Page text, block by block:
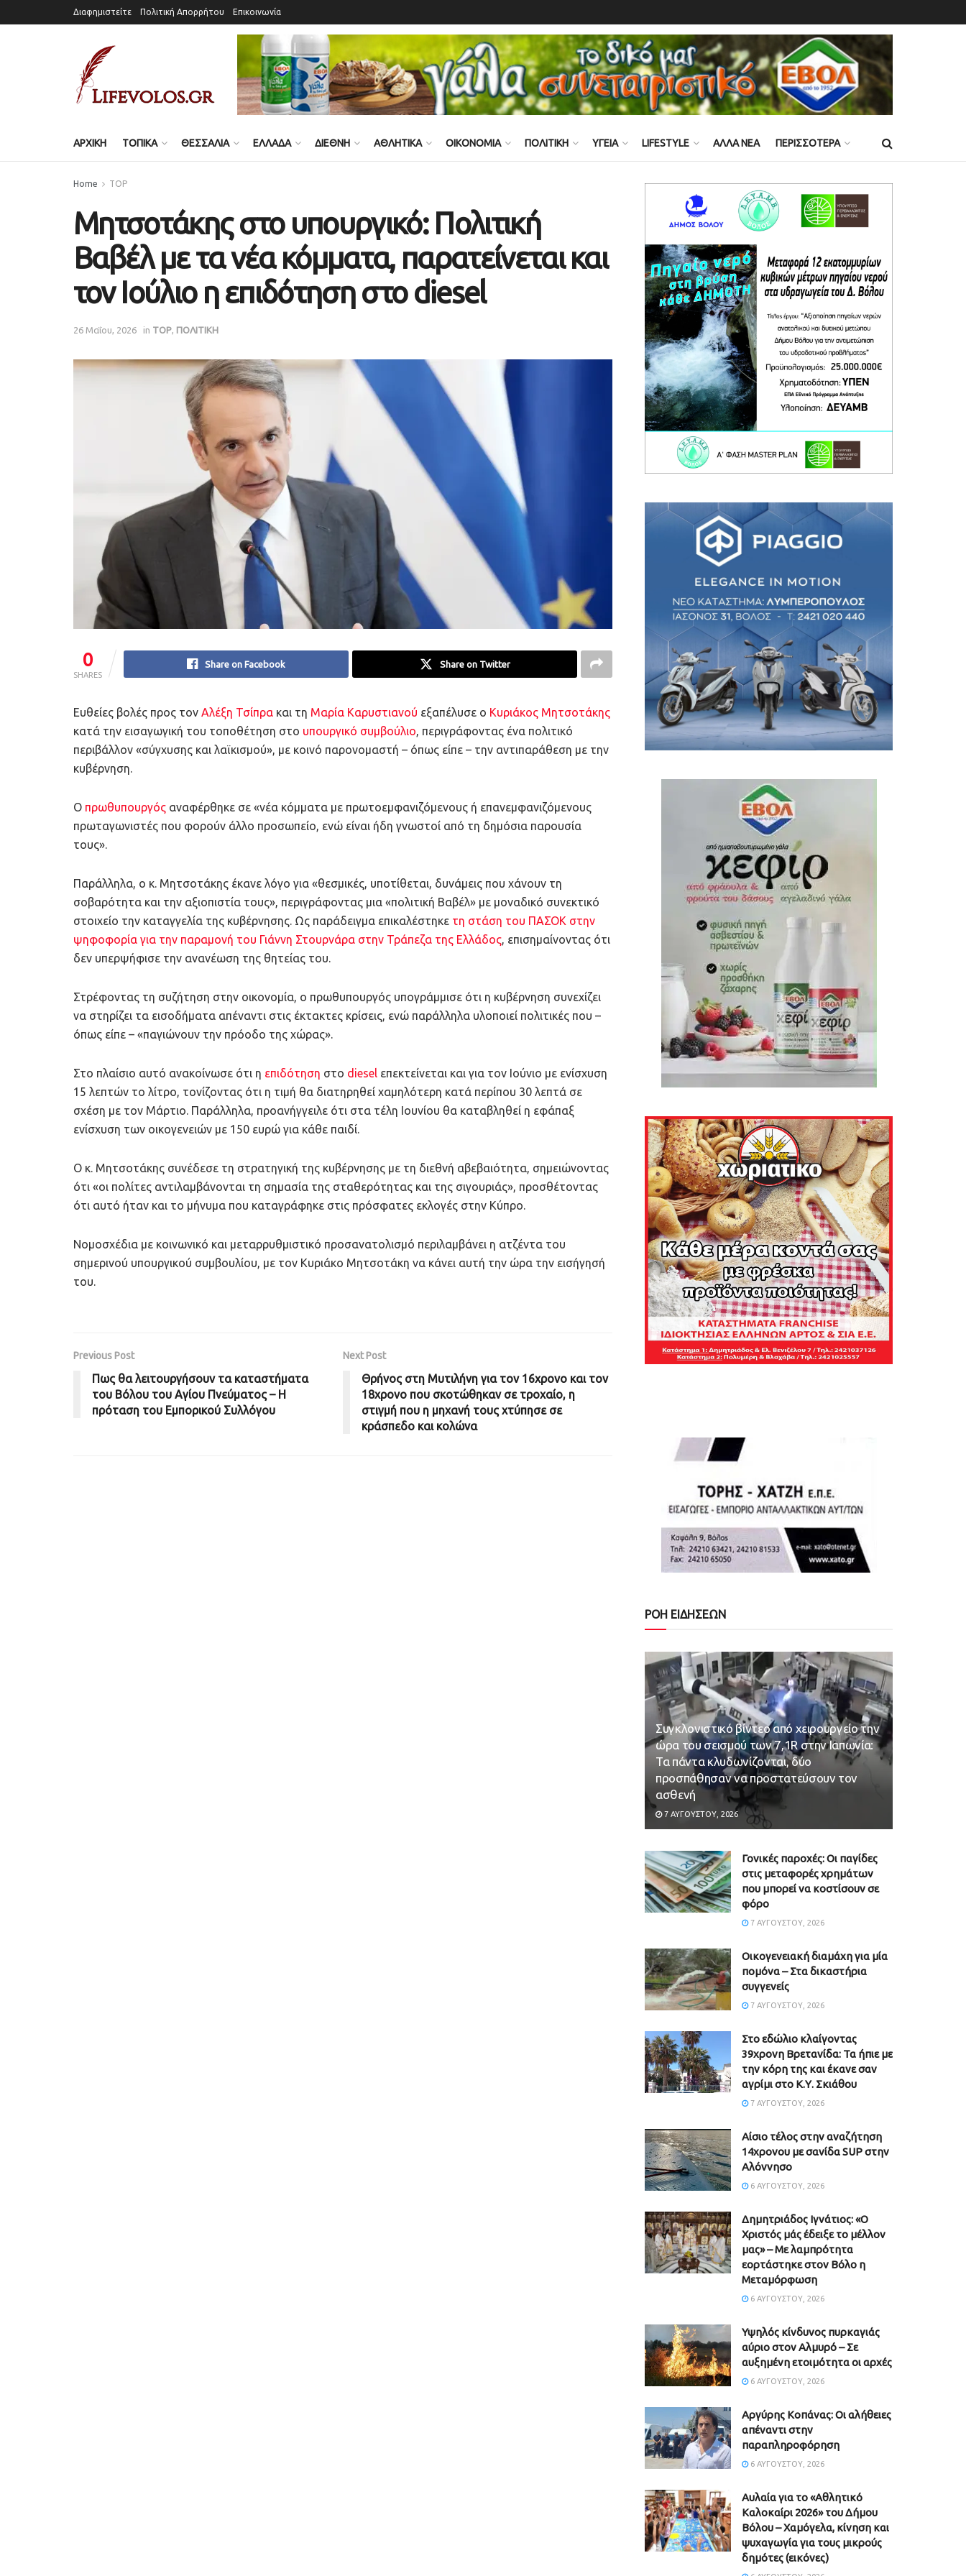
Διαφημιστείτε Πολιτική Απορρήτου Επικοινωνία
ΑΡΧΙΚΗ ΤΟΠΙΚΑ ΘΕΣΣΑΛΙΑ ΕΛΛΑΔΑ ΔΙΕΘΝΗ ΑΘΛΗΤΙΚΑ ΟΙΚΟΝΟΜΙΑ ΠΟΛΙΤΙΚΗ ΥΓΕΙΑ LIFESTYLE ΑΛΛΑ ΝΕΑ ΠΕΡΙΣΣΟΤΕΡΑ
Home TOP
Μητσοτάκης στο υπουργικό: Πολιτική
Βαβέλ με τα νέα κόμματα, παρατείνεται και
τον Ιούλιο η επιδότηση στο diesel
26 Μαΐου, 2026 in TOP ΠΟΛΙΤΙΚΗ
0
SHARES
Share on Facebook Share on Twitter
Ευθείες βολές προς τον Αλέξη Τσίπρα και τη Μαρία Καρυστιανού εξαπέλυσε ο Κυριάκος Μητσοτάκης
κατά την εισαγωγική του τοποθέτηση στο υπουργικό συμβούλιο, περιγράφοντας ένα πολιτικό
περιβάλλον «σύγχυσης και λαϊκισμού», με κοινό παρονομαστή – όπως είπε – την αντιπαράθεση με την
κυβέρνηση.
Ο πρωθυπουργός αναφέρθηκε σε «νέα κόμματα με πρωτοεμφανιζόμενους ή επανεμφανιζόμενους
πρωταγωνιστές που φορούν άλλο προσωπείο, ενώ είναι ήδη γνωστοί από τη δημόσια παρουσία
τους».
Παράλληλα, ο κ. Μητσοτάκης έκανε λόγο για «θεσμικές, υποτίθεται, δυνάμεις που χάνουν τη
σοβαρότητα και την αξιοπιστία τους», περιγράφοντας μια «πολιτική Βαβέλ» με μοναδικό συνεκτικό
στοιχείο την καταγγελία της κυβέρνησης. Ως παράδειγμα επικαλέστηκε τη στάση του ΠΑΣΟΚ στην
ψηφοφορία για την παραμονή του Γιάννη Στουρνάρα στην Τράπεζα της Ελλάδος, επισημαίνοντας ότι
δεν υπερψήφισε την ανανέωση της θητείας του.
Στρέφοντας τη συζήτηση στην οικονομία, ο πρωθυπουργός υπογράμμισε ότι η κυβέρνηση συνεχίζει
να στηρίζει τα εισοδήματα απέναντι στις έκτακτες κρίσεις, ενώ παράλληλα υλοποιεί πολιτικές που –
όπως είπε – «παγιώνουν την πρόοδο της χώρας».
Στο πλαίσιο αυτό ανακοίνωσε ότι η επιδότηση στο diesel επεκτείνεται και για τον Ιούνιο με ενίσχυση
15 λεπτών το λίτρο, τονίζοντας ότι η τιμή θα διατηρηθεί χαμηλότερη κατά περίπου 30 λεπτά σε
σχέση με τον Μάρτιο. Παράλληλα, προανήγγειλε ότι στα τέλη Ιουνίου θα καταβληθεί η εφάπαξ
ενίσχυση των οικογενειών με 150 ευρώ για κάθε παιδί.
Ο κ. Μητσοτάκης συνέδεσε τη στρατηγική της κυβέρνησης με τη διεθνή αβεβαιότητα, σημειώνοντας
ότι «οι πολίτες αντιλαμβάνονται τη σημασία της σταθερότητας και της σιγουριάς», προσθέτοντας
ότι αυτό ήταν και το μήνυμα που καταγράφηκε στις πρόσφατες εκλογές στην Κύπρο.
Νομοσχέδια με κοινωνικό και μεταρρυθμιστικό προσανατολισμό περιλαμβάνει η ατζέντα του
σημερινού υπουργικού συμβουλίου, με τον Κυριάκο Μητσοτάκη να κάνει αυτή την ώρα την εισήγησή
του.
Previous Post
Πως θα λειτουργήσουν τα καταστήματα
του Βόλου του Αγίου Πνεύματος – H
πρόταση του Εμπορικού Συλλόγου
Next Post
Θρήνος στη Μυτιλήνη για τον 16χρονο και τον
18χρονο που σκοτώθηκαν σε τροχαίο, η
στιγμή που η μηχανή τους χτύπησε σε
κράσπεδο και κολώνα
ΡΟΗ ΕΙΔΗΣΕΩΝ
Συγκλονιστικό βίντεο από χειρουργείο την
ώρα του σεισμού των 7,1R στην Ιαπωνία:
Τα πάντα κλυδωνίζονται, δύο
προσπάθησαν να προστατεύσουν τον
ασθενή
7 ΑΥΓΟΎΣΤΟΥ, 2026
Γονικές παροχές: Οι παγίδες
στις μεταφορές χρημάτων
που μπορεί να κοστίσουν σε
φόρο
7 ΑΥΓΟΎΣΤΟΥ, 2026
Οικογενειακή διαμάχη για μία
πομόνα – Στα δικαστήρια
συγγενείς
7 ΑΥΓΟΎΣΤΟΥ, 2026
Στο εδώλιο κλαίγοντας
39χρονη Βρετανίδα: Τα ήπιε με
την κόρη της και έκανε σαν
αγρίμι στο Κ.Υ. Σκιάθου
7 ΑΥΓΟΎΣΤΟΥ, 2026
Αίσιο τέλος στην αναζήτηση
14χρονου με σανίδα SUP στην
Αλόννησο
6 ΑΥΓΟΎΣΤΟΥ, 2026
Δημητριάδος Ιγνάτιος: «Ο
Χριστός μάς έδειξε το μέλλον
μας» – Με λαμπρότητα
εορτάστηκε στον Βόλο η
Μεταμόρφωση
6 ΑΥΓΟΎΣΤΟΥ, 2026
Υψηλός κίνδυνος πυρκαγιάς
αύριο στον Αλμυρό – Σε
αυξημένη ετοιμότητα οι αρχές
6 ΑΥΓΟΎΣΤΟΥ, 2026
Aργύρης Κοπάνας: Οι αλήθειες
απέναντι στην
παραπληροφόρηση
6 ΑΥΓΟΎΣΤΟΥ, 2026
Αυλαία για το «Αθλητικό
Καλοκαίρι 2026» του Δήμου
Βόλου – Χαμόγελα, κίνηση και
ψυχαγωγία για τους μικρούς
δημότες (εικόνες)